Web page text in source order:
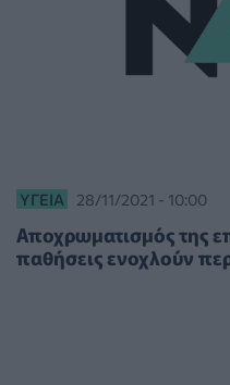
ΥΓΕΊΑ 28/11/2021 - 10:00
Αποχρωματισμός της
παθήσεις ενοχλούν